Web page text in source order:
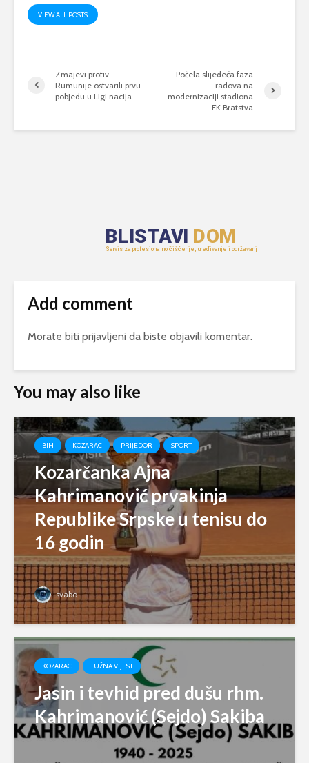
VIEW ALL POSTS
Zmajevi protiv
Rumunije ostvarili prvu
pobjedu u Ligi nacija
Počela slijedeća faza
radova na
modernizaciji stadiona
FK Bratstva
Add comment
Morate biti prijavljeni da biste objavili komentar.
You may also like
BIH KOZARAC PRIJEDOR SPORT
Kozarčanka Ajna
Kahrimanović prvakinja
Republike Srpske u tenisu do
16 godin
svabo
KOZARAC TUŽNA VIJEST
Jasin i tevhid pred dušu rhm.
Kahrimanović (Sejdo) Sakiba